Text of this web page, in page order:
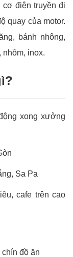
điện truyền đi
quay của motor.
bánh nhông,
nhôm, inox.
xong xưởng
Sa Pa
cafe trên cao
đồ ăn